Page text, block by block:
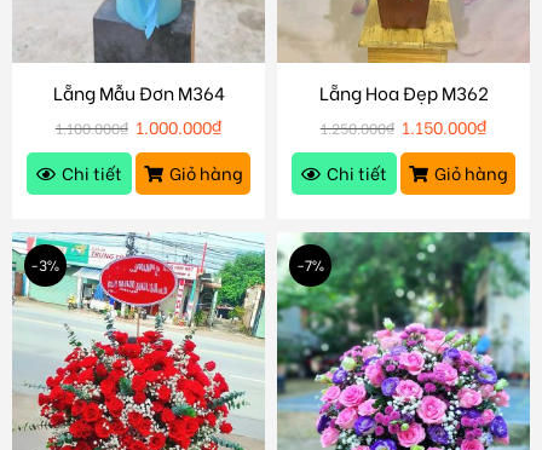
Lẵng Mẫu Đơn M364
1.100.000₫ 1.000.000₫
Chi tiết
Giỏ hàng
Lẵng Hoa Đẹp M362
1.250.000₫ 1.150.000₫
Chi tiết
Giỏ hàng
-3% -7%